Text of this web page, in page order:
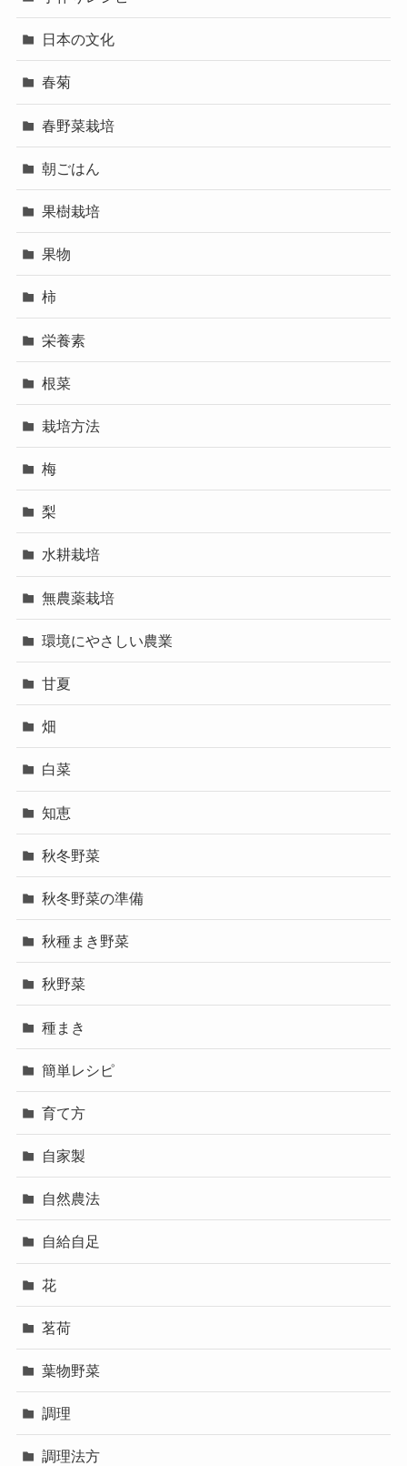
日本の文化
春菊
春野菜栽培
朝ごはん
果樹栽培
果物
柿
栄養素
根菜
栽培方法
梅
梨
水耕栽培
無農薬栽培
環境にやさしい農業
甘夏
畑
白菜
知恵
秋冬野菜
秋冬野菜の準備
秋種まき野菜
秋野菜
種まき
簡単レシピ
育て方
自家製
自然農法
自給自足
花
茗荷
葉物野菜
調理
調理法方